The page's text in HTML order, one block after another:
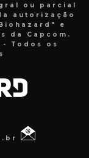
ou parcial
autorização
e
da Capcom.
- Todos os